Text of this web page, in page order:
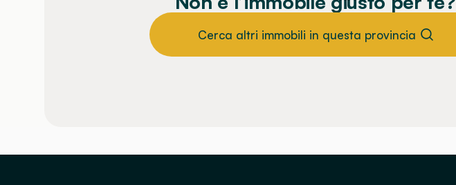
Cerca altri immobili in questa provincia